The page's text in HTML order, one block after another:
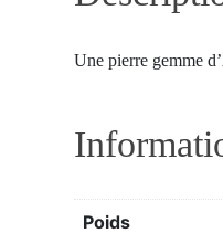
Une pierre gemme
Poids